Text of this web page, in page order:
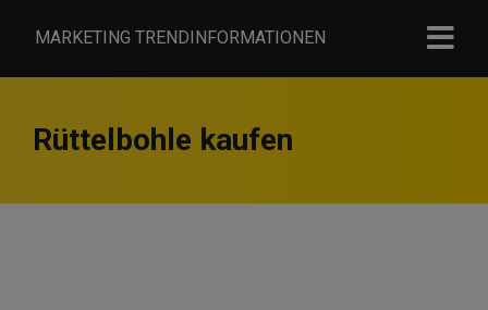
MARKETING TRENDINFORMATIONEN
Rüttelbohle kaufen